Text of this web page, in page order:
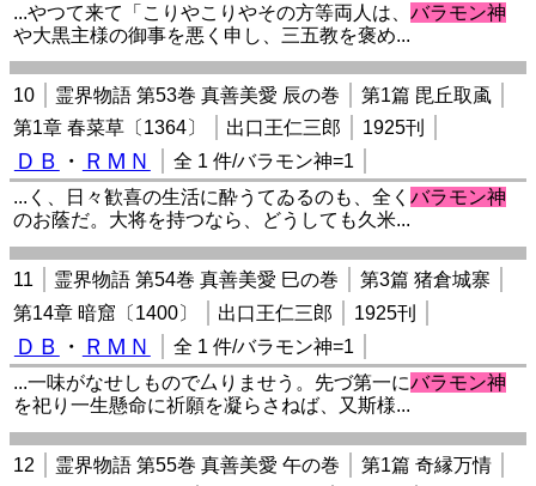
...やつて来て「こりやこりやその方等両人は、バラモン神
や大黒主様の御事を悪く申し、三五教を褒め...
10 霊界物語 第53巻 真善美愛 辰の巻
第1篇 毘丘取颪
第1章 春菜草〔1364〕
出口王仁三郎 1925刊
ＤＢ ・ ＲＭＮ
全 1 件/バラモン神=1
...く、日々歓喜の生活に酔うてゐるのも、全くバラモン神
のお蔭だ。大将を持つなら、どうしても久米...
11 霊界物語 第54巻 真善美愛 巳の巻
第3篇 猪倉城寨
第14章 暗窟〔1400〕
出口王仁三郎 1925刊
ＤＢ ・ ＲＭＮ
全 1 件/バラモン神=1
...一味がなせしもので厶りませう。先づ第一にバラモン神
を祀り一生懸命に祈願を凝らさねば、又斯様...
12 霊界物語 第55巻 真善美愛 午の巻
第1篇 奇縁万情